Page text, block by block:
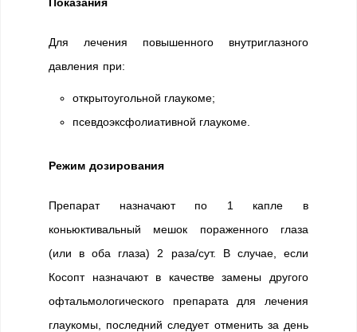
Для лечения повышенного внутриглазного
давления при:
открытоугольной глаукоме;
псевдоэксфолиативной глаукоме.
Режим дозирования
Препарат назначают по 1 капле в
коньюктивальный мешок пораженного глаза
(или в оба глаза) 2 раза/сут. В случае, если
Косопт назначают в качестве замены другого
офтальмологического препарата для лечения
глаукомы, последний следует отменить за день